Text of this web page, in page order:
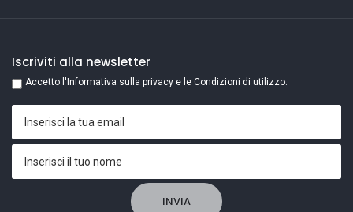
Iscriviti alla newsletter
Accetto l'Informativa sulla privacy e le Condizioni di utilizzo.